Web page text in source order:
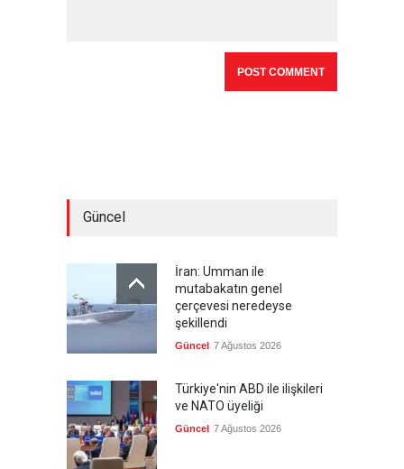
Güncel
İran: Umman ile
mutabakatın genel
çerçevesi neredeyse
şekillendi
Güncel 7 Ağustos 2026
Türkiye'nin ABD ile ilişkileri
ve NATO üyeliği
Güncel 7 Ağustos 2026